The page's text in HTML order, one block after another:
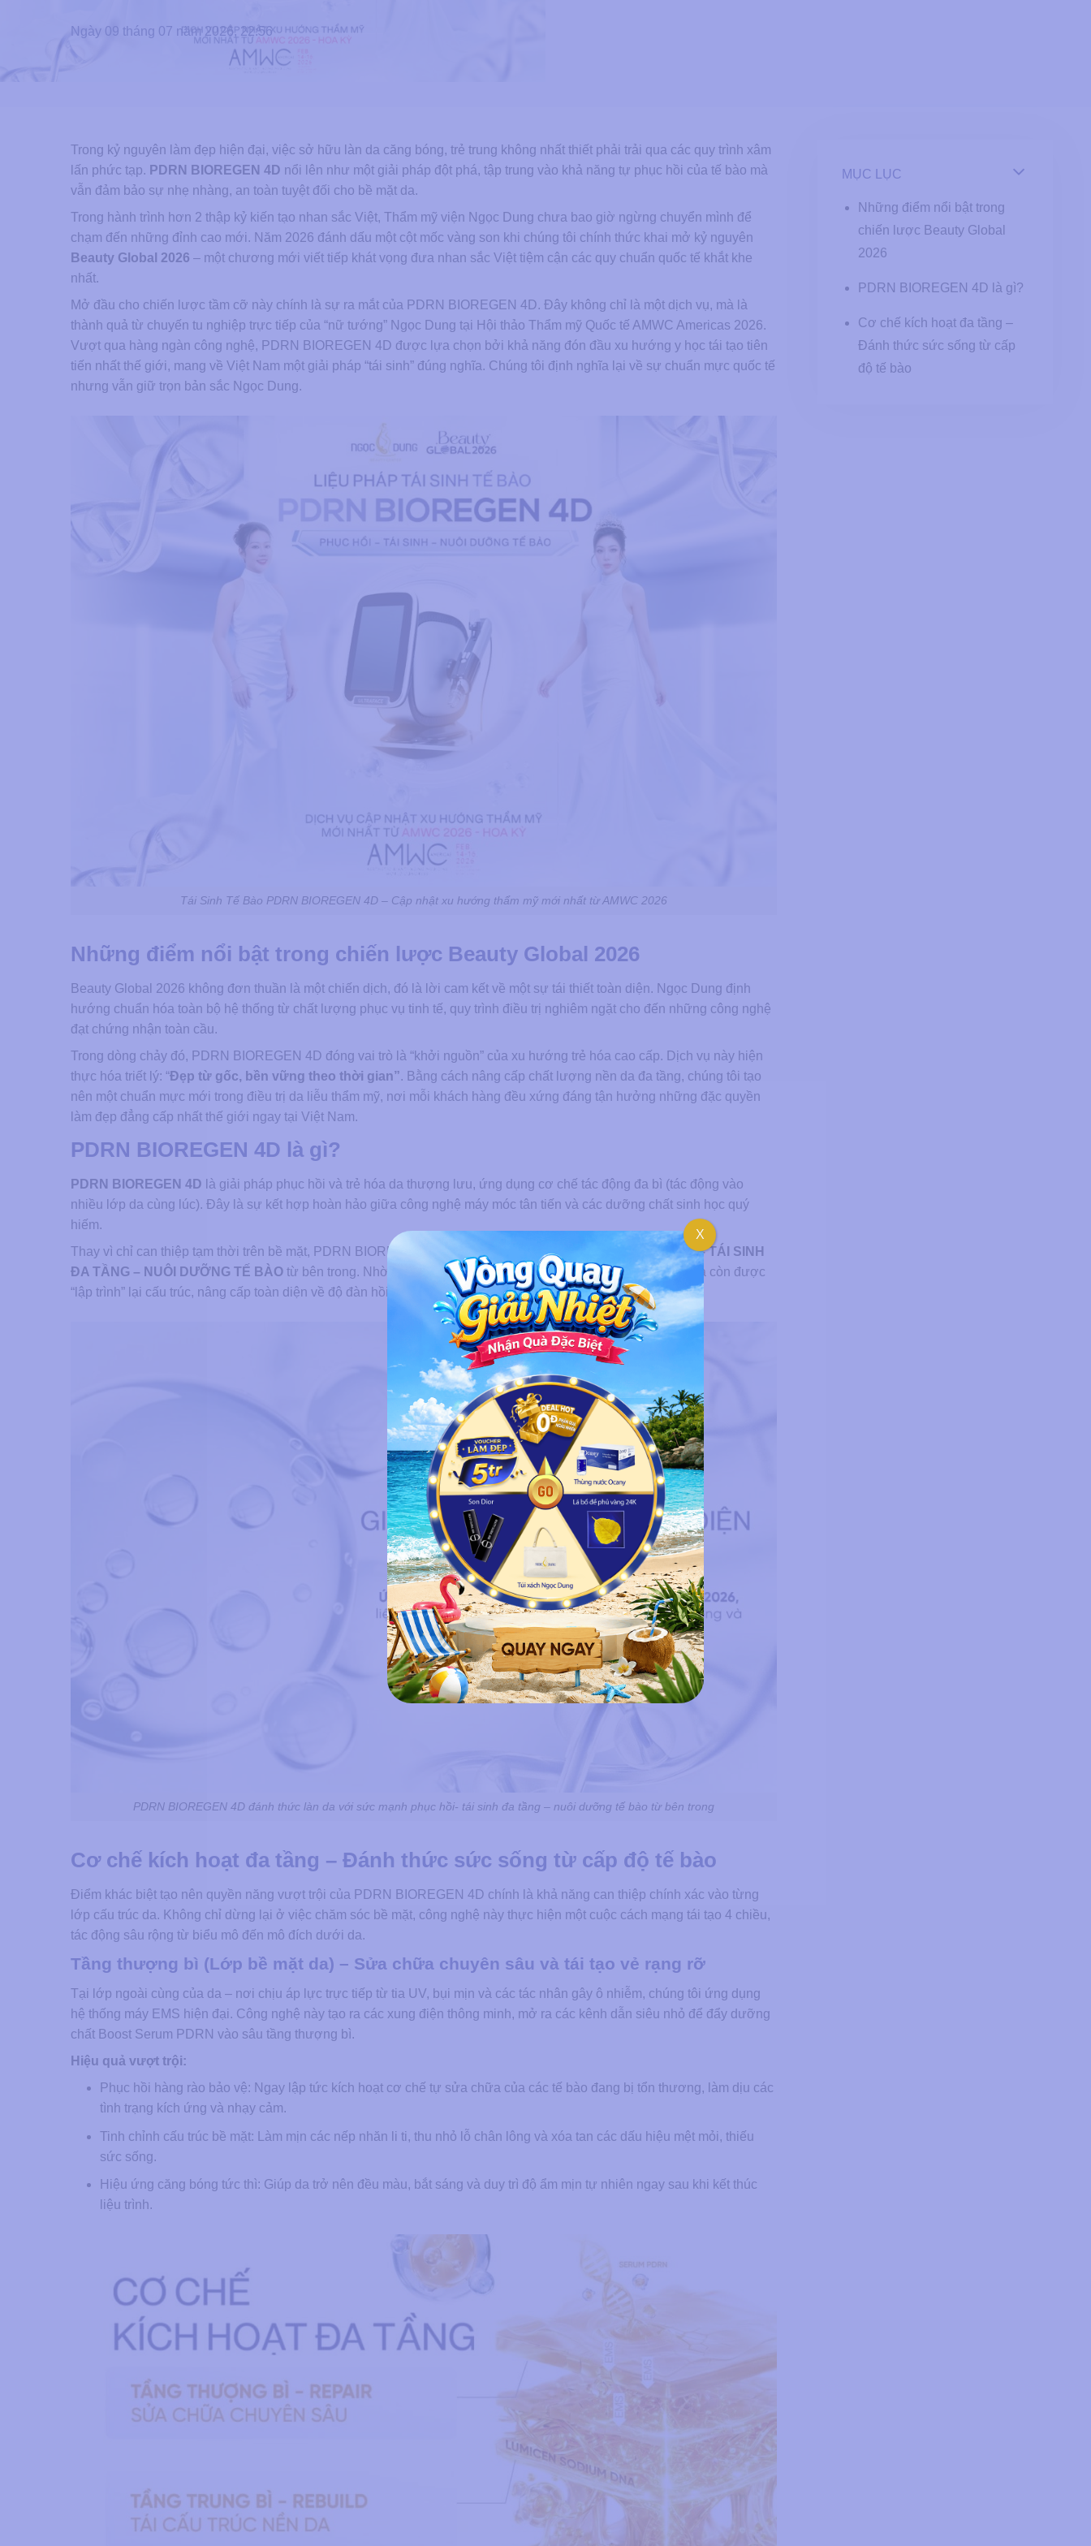
Ngày 09 tháng 07 năm 2026, 22:56
Trong kỷ nguyên làm đẹp hiện đại, việc sở hữu làn da căng bóng, trẻ trung không nhất thiết phải trải qua các quy trình xâm
lấn phức tạp. PDRN BIOREGEN 4D nổi lên như một giải pháp đột phá, tập trung vào khả năng tự phục hồi của tế bào mà
vẫn đảm bảo sự nhẹ nhàng, an toàn tuyệt đối cho bề mặt da.
Trong hành trình hơn 2 thập kỷ kiến tạo nhan sắc Việt, Thẩm mỹ viện Ngọc Dung chưa bao giờ ngừng chuyển mình để
chạm đến những đỉnh cao mới. Năm 2026 đánh dấu một cột mốc vàng son khi chúng tôi chính thức khai mở kỷ nguyên
Beauty Global 2026 – một chương mới viết tiếp khát vọng đưa nhan sắc Việt tiệm cận các quy chuẩn quốc tế khắt khe
nhất.
Mở đầu cho chiến lược tầm cỡ này chính là sự ra mắt của PDRN BIOREGEN 4D. Đây không chỉ là một dịch vụ, mà là
thành quả từ chuyến tu nghiệp trực tiếp của “nữ tướng” Ngọc Dung tại Hội thảo Thẩm mỹ Quốc tế AMWC Americas 2026.
Vượt qua hàng ngàn công nghệ, PDRN BIOREGEN 4D được lựa chọn bởi khả năng đón đầu xu hướng y học tái tạo tiên
tiến nhất thế giới, mang về Việt Nam một giải pháp “tái sinh” đúng nghĩa. Chúng tôi định nghĩa lại về sự chuẩn mực quốc tế
nhưng vẫn giữ trọn bản sắc Ngọc Dung.
Tái Sinh Tế Bào PDRN BIOREGEN 4D – Cập nhật xu hướng thẩm mỹ mới nhất từ AMWC 2026
Những điểm nổi bật trong chiến lược Beauty Global 2026
Beauty Global 2026 không đơn thuần là một chiến dịch, đó là lời cam kết về một sự tái thiết toàn diện. Ngọc Dung định
hướng chuẩn hóa toàn bộ hệ thống từ chất lượng phục vụ tinh tế, quy trình điều trị nghiêm ngặt cho đến những công nghệ
đạt chứng nhận toàn cầu.
Trong dòng chảy đó, PDRN BIOREGEN 4D đóng vai trò là “khởi nguồn” của xu hướng trẻ hóa cao cấp. Dịch vụ này hiện
thực hóa triết lý: “Đẹp từ gốc, bền vững theo thời gian”. Bằng cách nâng cấp chất lượng nền da đa tầng, chúng tôi tạo
nên một chuẩn mực mới trong điều trị da liễu thẩm mỹ, nơi mỗi khách hàng đều xứng đáng tận hưởng những đặc quyền
làm đẹp đẳng cấp nhất thế giới ngay tại Việt Nam.
PDRN BIOREGEN 4D là gì?
PDRN BIOREGEN 4D là giải pháp phục hồi và trẻ hóa da thượng lưu, ứng dụng cơ chế tác động đa bì (tác động vào
nhiều lớp da cùng lúc). Đây là sự kết hợp hoàn hảo giữa công nghệ máy móc tân tiến và các dưỡng chất sinh học quý
hiếm.
Thay vì chỉ can thiệp tạm thời trên bề mặt, PDRN BIOREGEN 4D đánh thức làn da với sức mạnh
PHỤC HỒI – TÁI SINH
ĐA TẦNG – NUÔI DƯỠNG TẾ BÀO từ bên trong. Nhờ đó, làn da không chỉ đạt được độ căng bóng tức thì mà còn được
“lập trình” lại cấu trúc, nâng cấp toàn diện về độ đàn hồi, mật độ tế bào và sức đề kháng tự nhiên của nền da.
PDRN BIOREGEN 4D đánh thức làn da với sức mạnh phục hồi- tái sinh đa tầng – nuôi dưỡng tế bào từ bên trong
Cơ chế kích hoạt đa tầng – Đánh thức sức sống từ cấp độ tế bào
Điểm khác biệt tạo nên quyền năng vượt trội của PDRN BIOREGEN 4D chính là khả năng can thiệp chính xác vào từng
lớp cấu trúc da. Không chỉ dừng lại ở việc chăm sóc bề mặt, công nghệ này thực hiện một cuộc cách mạng tái tạo 4 chiều,
tác động sâu rộng từ biểu mô đến mô đích dưới da.
Tầng thượng bì (Lớp bề mặt da) – Sửa chữa chuyên sâu và tái tạo vẻ rạng rỡ
Tại lớp ngoài cùng của da – nơi chịu áp lực trực tiếp từ tia UV, bụi mịn và các tác nhân gây ô nhiễm, chúng tôi ứng dụng
hệ thống máy EMS hiện đại. Công nghệ này tạo ra các xung điện thông minh, mở ra các kênh dẫn siêu nhỏ để đẩy dưỡng
chất Boost Serum PDRN vào sâu tầng thượng bì.
Hiệu quả vượt trội:
Phục hồi hàng rào bảo vệ: Ngay lập tức kích hoạt cơ chế tự sửa chữa của các tế bào đang bị tổn thương, làm dịu các
tình trạng kích ứng và nhạy cảm.
Tinh chỉnh cấu trúc bề mặt: Làm mịn các nếp nhăn li ti, thu nhỏ lỗ chân lông và xóa tan các dấu hiệu mệt mỏi, thiếu
sức sống.
Hiệu ứng căng bóng tức thì: Giúp da trở nên đều màu, bắt sáng và duy trì độ ẩm mịn tự nhiên ngay sau khi kết thúc
liệu trình.
MỤC LỤC
Những điểm nổi bật trong
chiến lược Beauty Global
2026
PDRN BIOREGEN 4D là gì?
Cơ chế kích hoạt đa tầng –
Đánh thức sức sống từ cấp
độ tế bào
X